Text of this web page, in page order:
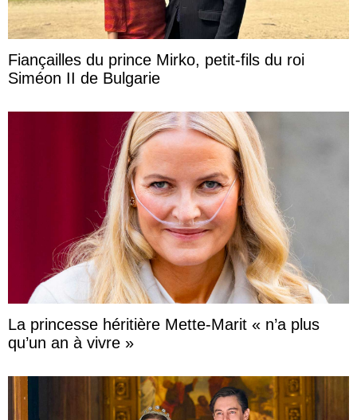
Fiançailles du prince Mirko, petit-fils du roi
Siméon II de Bulgarie
La princesse héritière Mette-Marit « n’a plus
qu’un an à vivre »